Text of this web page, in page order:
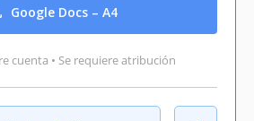
Google Docs – A4
cuenta • Se requiere atribución